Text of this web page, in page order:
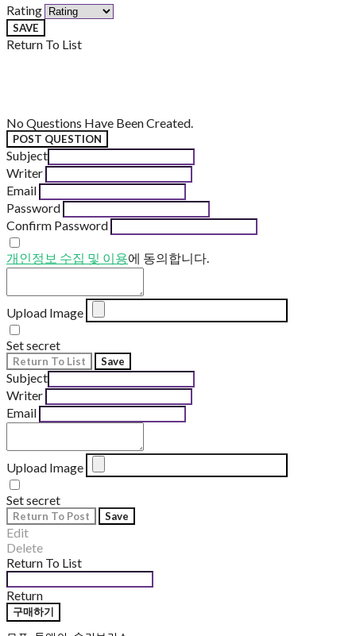
Rating
SAVE
Return To List
No Questions Have Been Created.
POST QUESTION
Subject
Writer
Email
Password
Confirm Password
개인정보 수집 및 이용에 동의합니다.
Upload Image
Set secret
Return To List Save
Subject
Writer
Email
Upload Image
Set secret
Return To Post Save
Edit
Delete
Return To List
Return
구매하기